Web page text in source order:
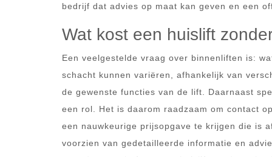
bedrijf dat advies op maat kan geven en een
Wat kost een huislift
Een veelgestelde vraag over binnenliften is:
schacht kunnen variëren, afhankelijk van
de gewenste functies van de lift. Daarnaast
een rol. Het is daarom raadzaam om contact
een nauwkeurige prijsopgave te krijgen die is
voorzien van gedetailleerde informatie en